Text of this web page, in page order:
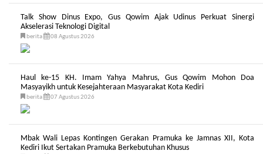
Talk Show Dinus Expo, Gus Qowim Ajak Udinus Perkuat Sinergi
Akselerasi Teknologi Digital
berita 08 Agustus 2026
Haul ke-15 KH. Imam Yahya Mahrus, Gus Qowim Mohon Doa
Masyayikh untuk Kesejahteraan Masyarakat Kota Kediri
berita 07 Agustus 2026
Mbak Wali Lepas Kontingen Gerakan Pramuka ke Jamnas XII, Kota
Kediri Ikut Sertakan Pramuka Berkebutuhan Khusus